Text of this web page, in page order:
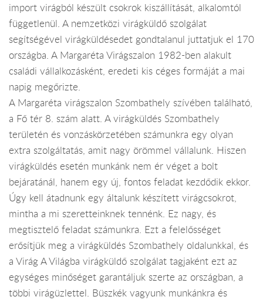
import virágból készült csokrok kiszállítását, alkalomtól
függetlenül. A nemzetközi virágküldő szolgálat
segítségével virágküldésedet gondtalanul juttatjuk el 170
országba. A Margaréta Virágszalon 1982-ben alakult
családi vállalkozásként, eredeti kis céges formáját a mai
napig megőrizte.
A Margaréta virágszalon Szombathely szívében található,
a Fő tér 8. szám alatt. A virágküldés Szombathely
területén és vonzáskörzetében számunkra egy olyan
extra szolgáltatás, amit nagy örömmel vállalunk. Hiszen
virágküldés esetén munkánk nem ér véget a bolt
bejáratánál, hanem egy új, fontos feladat kezdődik ekkor.
Úgy kell átadnunk egy általunk készített virágcsokrot,
mintha a mi szeretteinknek tennénk. Ez nagy, és
megtisztelő feladat számunkra. Ezt a felelősséget
erősítjük meg a virágküldés Szombathely oldalunkkal, és
a Virág A Világba virágküldő szolgálat tagjaként ezt az
egységes minőséget garantáljuk szerte az országban, a
többi virágüzlettel. Büszkék vagyunk munkánkra és